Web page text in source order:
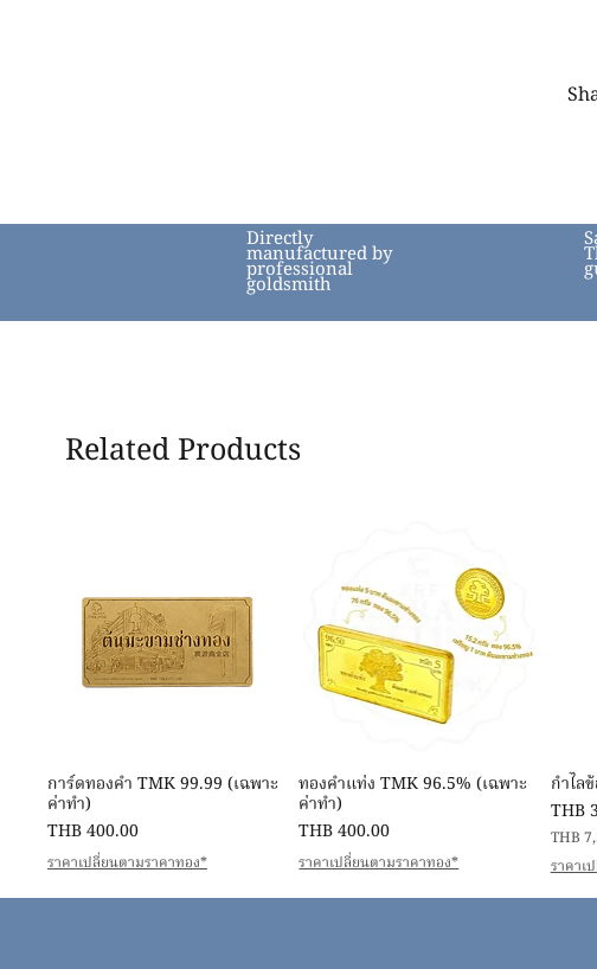
Directly
manufactured by
professional
goldsmith
Related Products
Quick View
การ์ดทองคำ TMK 99.99 (เฉพาะ
ค่าทำ)
Price
THB 400.00
ราคาเปลี่ยนตามราคาทอง*
Quick View
ทองคำแท่ง TMK 96.5% (เฉพาะ
ค่าทำ)
Price
THB 400.00
ราคาเปลี่ยนตามราคาทอง*
กำไล
Price
THB
THB
T
H
B
ราคาเ